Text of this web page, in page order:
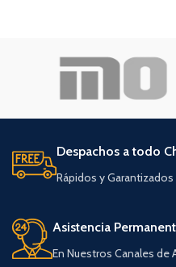
Despachos a todo
Rápidos y Garantizados
Asistencia
En Nuestros Canales de